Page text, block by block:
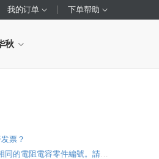
我的订单 下单帮助
秋
票？
容零件編號。請問BOM上要如何區別?